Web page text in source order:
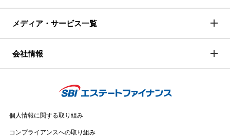
メディア・サービス一覧
会社情報
個人情報に関する取り組み
コンプライアンスへの取り組み